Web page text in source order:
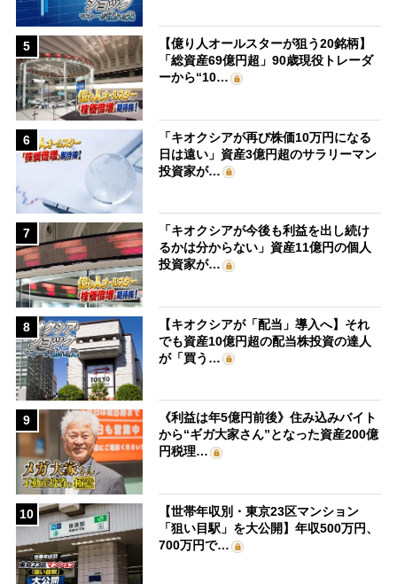
5
【億り人オールスターが狙う20銘柄】
「総資産69億円超」90歳現役トレーダ
ーから“10…
6
「キオクシアが再び株価10万円になる
日は遠い」資産3億円超のサラリーマン
投資家が…
7
「キオクシアが今後も利益を出し続け
るかは分からない」資産11億円の個人
投資家が…
8
【キオクシアが「配当」導入へ】それ
でも資産10億円超の配当株投資の達人
が「買う…
9
《利益は年5億円前後》住み込みバイト
から“ギガ大家さん”となった資産200億
円税理…
10
【世帯年収別・東京23区マンション
「狙い目駅」を大公開】年収500万円、
700万円で…